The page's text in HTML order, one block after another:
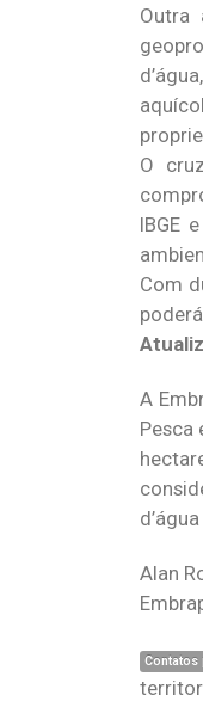
Outra
O
IBGE
Com
A
Pesca
Alan
Contatos